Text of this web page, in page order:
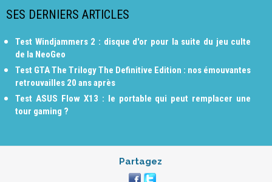
SES DERNIERS ARTICLES
Test Windjammers 2 : disque d'or pour la suite du jeu culte
de la NeoGeo
Test GTA The Trilogy The Definitive Edition : nos émouvantes
retrouvailles 20 ans après
Test ASUS Flow X13 : le portable qui peut remplacer une
tour gaming ?
Partagez